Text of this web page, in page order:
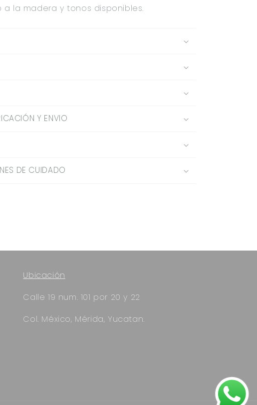
la madera y tonos disponibles.
Y ENVIO
DE CUIDADO
Ubicación
Calle 19 num. 101 por 20 y 22
Col. México, Mérida, Yucatan.